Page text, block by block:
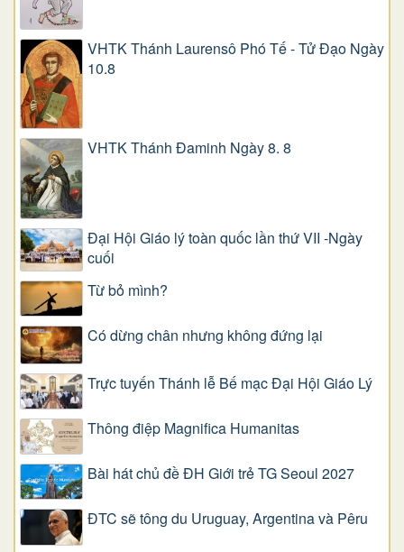
VHTK Thánh Laurensô Phó Tế - Tử Đạo Ngày
10.8
VHTK Thánh Đaminh Ngày 8. 8
Đại Hội Giáo lý toàn quốc lần thứ VII -Ngày
cuối
Từ bỏ mình?
Có dừng chân nhưng không đứng lại
Trực tuyến Thánh lễ Bế mạc Đại Hội Giáo Lý
Thông điệp Magnifica Humanitas
Bài hát chủ đề ĐH Giới trẻ TG Seoul 2027
ĐTC sẽ tông du Uruguay, Argentina và Pêru